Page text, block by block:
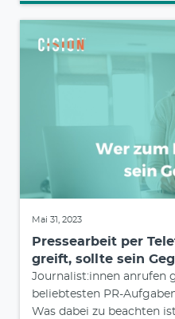
Mai 31, 2023
Pressearbeit per
greift, sollte sein
Journalist:innen anrufen
beliebtesten PR-
Was dabei zu beachten